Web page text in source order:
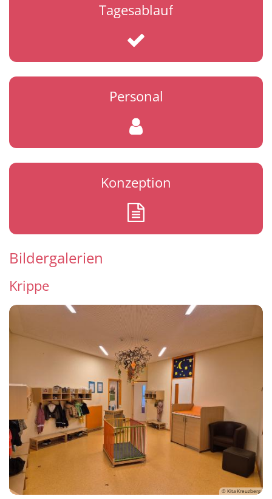
Tagesablauf
Personal
Konzeption
Bildergalerien
Krippe
© Kita Kreuzberg